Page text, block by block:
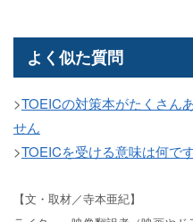
よく似た質問
>TOEICの対策本がたくさん
せん
>TOEICを受ける意味は何で
【文・取材／寺本亜紀】